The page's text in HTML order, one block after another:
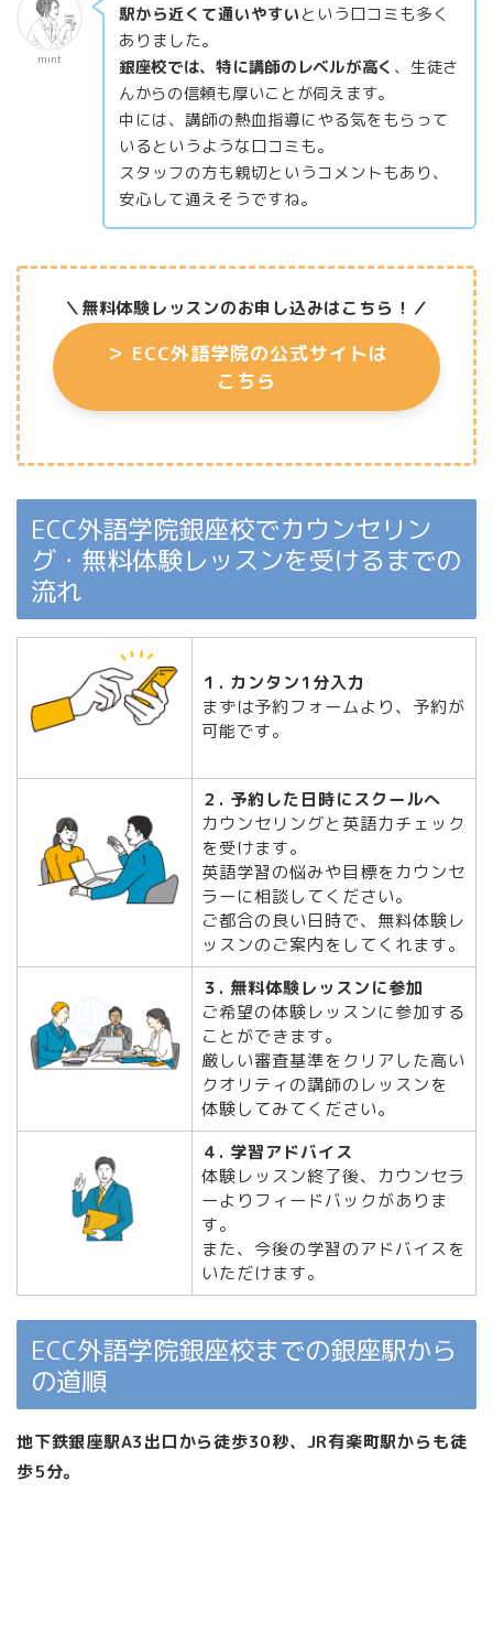
mint
駅から近くて通いやすいという口コミも多く
ありました。
銀座校では、特に講師のレベルが高く 、生徒さ
んからの信頼も厚いことが伺えます。
中には、講師の熱血指導にやる気をもらって
いるというような口コミも。
スタッフの方も親切というコメントもあり、
安心して通えそうですね。
＼無料体験レッスンのお申し込みはこちら ！／
＞ ECC外語学院の公式サイトは
こちら
ECC外語学院銀座校でカウンセリン
グ・無料体験レッスンを受けるまでの
流れ
１. カンタン1分入力
まずは予約フォームより、予約が
可能です。
２. 予約した日時にスクールへ
カウンセリングと英語力チェック
を受けます。
英語学習の悩みや目標をカウンセ
ラーに相談してください。
ご都合の良い日時で、無料体験レ
ッスンのご案内をしてくれます。
３. 無料体験レッスンに参加
ご希望の体験レッスンに参加する
ことができます。
厳しい審査基準をクリアした高い
クオリティの講師のレッスンを
体験してみてください。
４. 学習アドバイス
体験レッスン終了後、カウンセラ
ーよりフィードバックがありま
す。
また、今後の学習のアドバイスを
いただけます。
ECC外語学院銀座校までの銀座駅から
の道順
地下鉄銀座駅A3出口から徒歩30秒、JR有楽町駅からも徒
歩5分。